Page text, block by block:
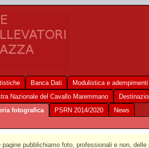
Banca Dati Modulistica e adempimenti
Nazionale del Cavallo Maremmano
fotografica PSRN 2014/2020 News
pagine pubblichiamo foto, professionali e non,